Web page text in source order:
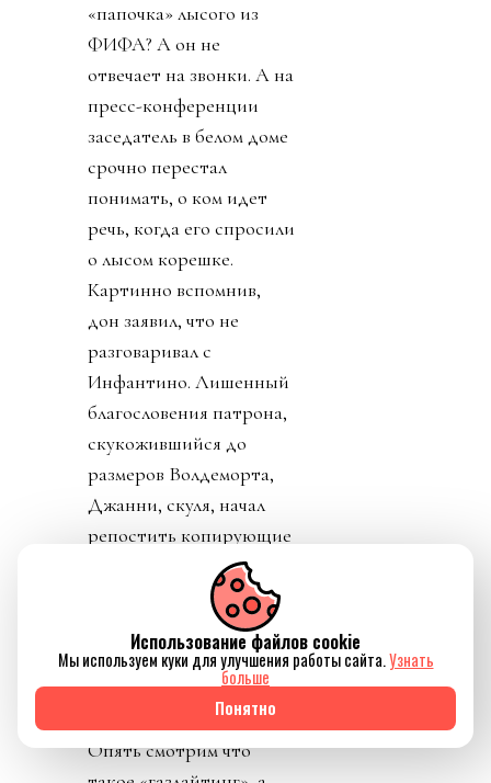
«папочка» лысого из
ФИФА? А он не
отвечает на звонки. А на
пресс-конференции
заседатель в белом доме
срочно перестал
понимать, о ком идет
речь, когда его спросили
о лысом корешке.
Картинно вспомнив,
дон заявил, что не
разговаривал с
Инфантино. Лишенный
благословения патрона,
скукожившийся до
размеров Волдеморта,
Джанни, скуля, начал
репостить копирующие
текст друг друга посты
приветствовавших
решение его,
Инфантино, отменить
план прихватизации.
Опять смотрим что
Использование файлов cookie
Мы используем куки для улучшения работы сайта.Узнать
больше
Понятно